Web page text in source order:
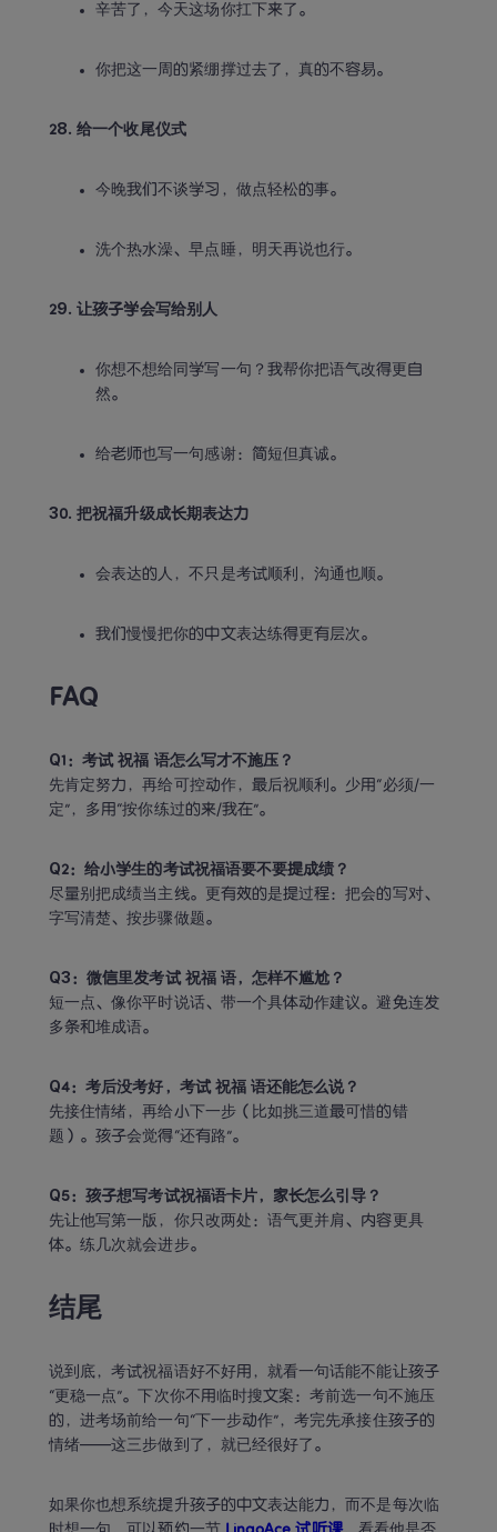
辛苦了，今天这场你扛下来了。
你把这一周的紧绷撑过去了，真的不容易。
28. 给一个收尾仪式
今晚我们不谈学习，做点轻松的事。
洗个热水澡、早点睡，明天再说也行。
29. 让孩子学会写给别人
你想不想给同学写一句？我帮你把语气改得更自
然。
给老师也写一句感谢：简短但真诚。
30. 把祝福升级成长期表达力
会表达的人，不只是考试顺利，沟通也顺。
我们慢慢把你的中文表达练得更有层次。
FAQ
Q1：考试 祝福 语怎么写才不施压？
先肯定努力，再给可控动作，最后祝顺利。少用“必须/一
定”，多用“按你练过的来/我在”。
Q2：给小学生的考试祝福语要不要提成绩？
尽量别把成绩当主线。更有效的是提过程：把会的写对、
字写清楚、按步骤做题。
Q3：微信里发考试 祝福 语，怎样不尴尬？
短一点、像你平时说话、带一个具体动作建议。避免连发
多条和堆成语。
Q4：考后没考好，考试 祝福 语还能怎么说？
先接住情绪，再给小下一步（比如挑三道最可惜的错
题）。孩子会觉得“还有路”。
Q5：孩子想写考试祝福语卡片，家长怎么引导？
先让他写第一版，你只改两处：语气更并肩、内容更具
体。练几次就会进步。
结尾
说到底，考试祝福语好不好用，就看一句话能不能让孩子
“更稳一点”。下次你不用临时搜文案：考前选一句不施压
的，进考场前给一句“下一步动作”，考完先承接住孩子的
情绪——这三步做到了，就已经很好了。
如果你也想系统提升孩子的中文表达能力，而不是每次临